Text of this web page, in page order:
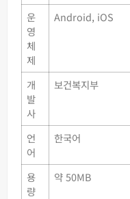
운
영
체
제
Android, iOS
개
발
사
보건복지부
언
어
한국어
용
량
약 50MB